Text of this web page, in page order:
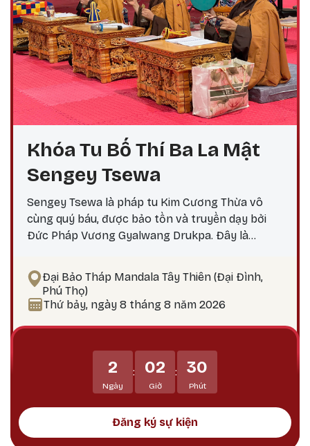
Khóa Tu Bố Thí Ba La Mật
Sengey Tsewa
Sengey Tsewa là pháp tu Kim Cương Thừa vô
cùng quý báu, được bảo tồn và truyền dạy bởi
Đức Pháp Vương Gyalwang Drukpa. Đây là
phiền não bám chấp khổ đau Tích lũy công đức,
hướng tới giác ngộ Tại sao nên thực hành vào
ngày 25? Theo lịch Kim Cương Thừa, ngày 25 là
Phật Bản Tôn Mẫu Tính.
Đại Bảo Tháp Mandala Tây Thiên (Đại Đình,
Phú Thọ)
Thứ bảy, ngày 8 tháng 8 năm 2026
2
Ngày
: 02
Giờ
: 30
Phút
Đăng ký sự kiện